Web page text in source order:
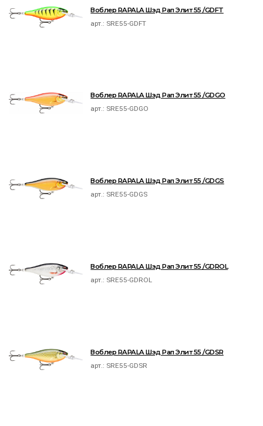
Воблер RAPALA Шэд Рап Элит 55 /GDFT
арт.: SRE55-GDFT
Воблер RAPALA Шэд Рап Элит 55 /GDGO
арт.: SRE55-GDGO
Воблер RAPALA Шэд Рап Элит 55 /GDGS
арт.: SRE55-GDGS
Воблер RAPALA Шэд Рап Элит 55 /GDROL
арт.: SRE55-GDROL
Воблер RAPALA Шэд Рап Элит 55 /GDSR
арт.: SRE55-GDSR